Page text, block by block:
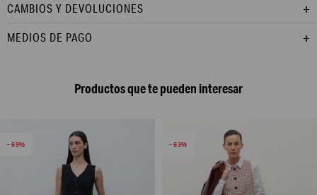
CAMBIOS Y DEVOLUCIONES
MEDIOS DE PAGO
Productos que te pueden interesar
69 63